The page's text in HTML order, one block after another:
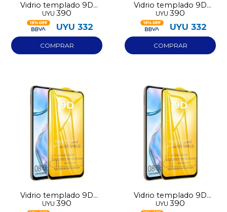
Vidrio templado 9D
Iphone 17
UYU 390
UYU 332
Vidrio templado 9D
Iphone 16E
UYU 390
UYU 332
Vidrio templado 9D
Iphone 16 Pro
UYU 390
Vidrio templado 9D
Iphone 17 Pro
UYU 390